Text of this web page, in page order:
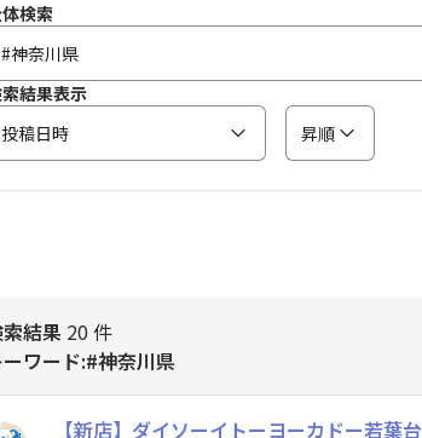
検索
結果表示
投稿日時
昇順
結果 20 件
ワード:#神奈川県
【新店】ダイソーイトーヨーカドー若葉